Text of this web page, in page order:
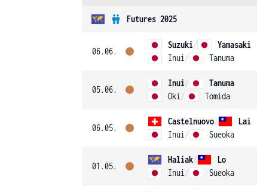
Futures 2025
06.06.
Suzuki/
Yamasaki
Inui / Tanuma
05.06.
Inui/
Tanuma
Oki / Tomida
06.05.
Castelnuovo/
Lai
Inui / Sueoka
01.05.
Haliak/
Lo
Inui / Sueoka